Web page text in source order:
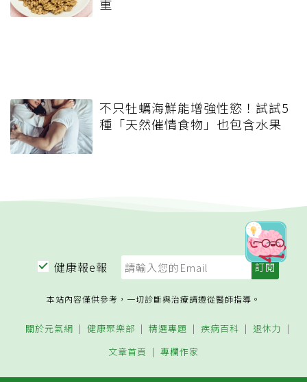
不只牡蠣海鮮能增強性慾！試試5
種「天然催情食物」也包含水果
健康報e報
本站內容僅供參考，一切診斷與治療請遵從醫師指導。
關於元氣網 健康聚樂部 精選專題 疾病百科
退休力
文章首頁
專欄作家